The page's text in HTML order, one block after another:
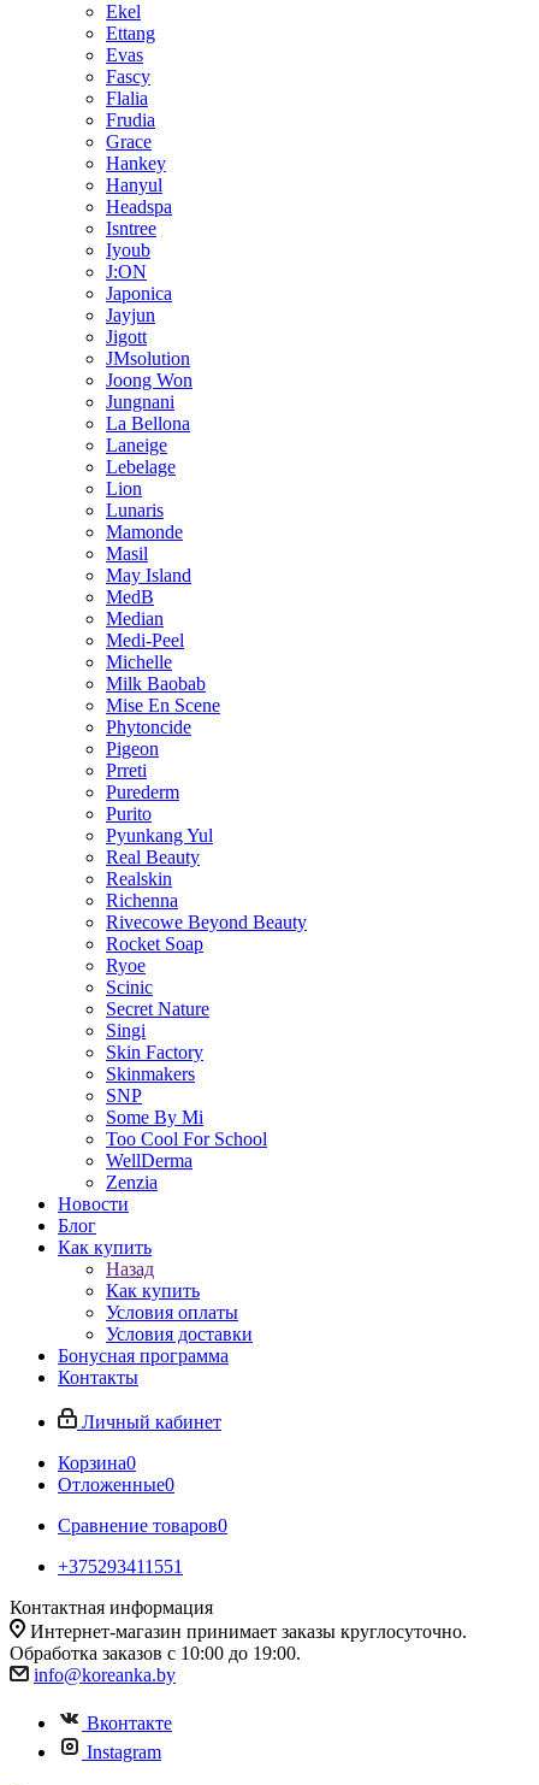
Ekel
Ettang
Evas
Fascy
Flalia
Frudia
Grace
Hankey
Hanyul
Headspa
Isntree
Iyoub
J:ON
Japonica
Jayjun
Jigott
JMsolution
Joong Won
Jungnani
La Bellona
Laneige
Lebelage
Lion
Lunaris
Mamonde
Masil
May Island
MedB
Median
Medi-Peel
Michelle
Milk Baobab
Mise En Scene
Phytoncide
Pigeon
Prreti
Purederm
Purito
Pyunkang Yul
Real Beauty
Realskin
Richenna
Rivecowe Beyond Beauty
Rocket Soap
Ryoe
Scinic
Secret Nature
Singi
Skin Factory
Skinmakers
SNP
Some By Mi
Too Cool For School
WellDerma
Zenzia
Новости
Блог
Как купить
Назад
Как купить
Условия оплаты
Условия доставки
Бонусная программа
Контакты
Личный кабинет
Корзина0
Отложенные0
Сравнение товаров0
+375293411551
Контактная информация
Интернет-магазин принимает заказы круглосуточно.
Обработка заказов с 10:00 до 19:00.
info@koreanka.by
Вконтакте
Instagram